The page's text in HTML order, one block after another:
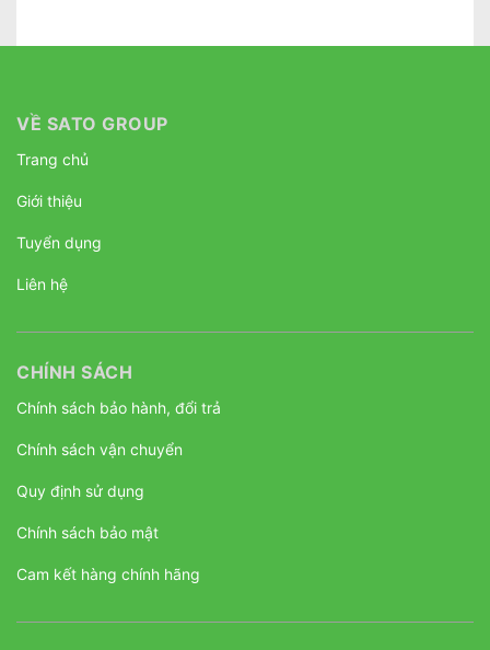
VỀ SATO GROUP
Trang chủ
Giới thiệu
Tuyển dụng
Liên hệ
CHÍNH SÁCH
Chính sách bảo hành, đổi trả
Chính sách vận chuyển
Quy định sử dụng
Chính sách bảo mật
Cam kết hàng chính hãng